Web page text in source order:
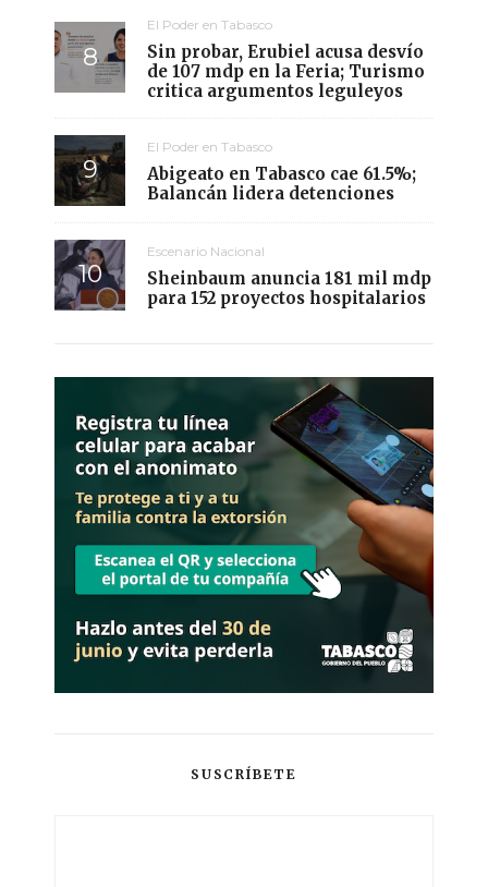
El Poder en Tabasco
Sin probar, Erubiel acusa desvío
de 107 mdp en la Feria; Turismo
critica argumentos leguleyos
El Poder en Tabasco
Abigeato en Tabasco cae 61.5%;
Balancán lidera detenciones
Escenario Nacional
Sheinbaum anuncia 181 mil mdp
para 152 proyectos hospitalarios
SUSCRÍBETE